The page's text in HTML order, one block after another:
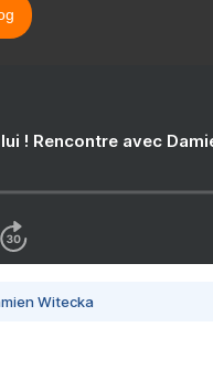
! Rencontre avec
Witecka